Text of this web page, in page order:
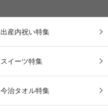
出産内祝い特集
スイーツ特集
今治タオル特集